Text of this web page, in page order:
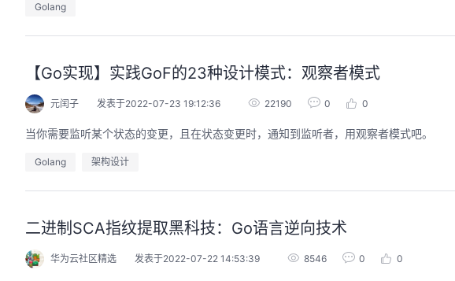
Golang
【Go实现】实践GoF的23种设计模式：观察者模式
元闰子 发表于2022-07-23 19:12:36 22190 0 0
当你需要监听某个状态的变更，且在状态变更时，通知到监听者，用观察者模式吧。
Golang 架构设计
二进制SCA指纹提取黑科技：Go语言逆向技术
华为云社区精选 发表于2022-07-22 14:53:39 8546 0 0